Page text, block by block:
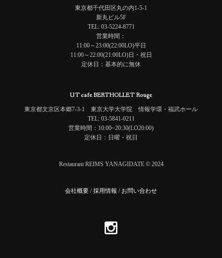
東京都千代田区丸の内1-5-1
新丸ビル5F
TEL: 03-5224-8771
営業時間：
11:00～23:00(22:00LO)平日
11:00～22:00(21:00LO)日・祝日
定休日：基本的に無休
UT cafe BERTHOLLET Rouge
東京都文京区本郷7-3-1 東京大学大学院 情報学環・福武ホール
TEL: 03-5841-0211
営業時間：10:00~20:30(LO20:00)
定休日：日曜・祝日
Restaurant REIMS YANAGIDATE © 2024
会社概要 /採用情報 / お問い合わせ